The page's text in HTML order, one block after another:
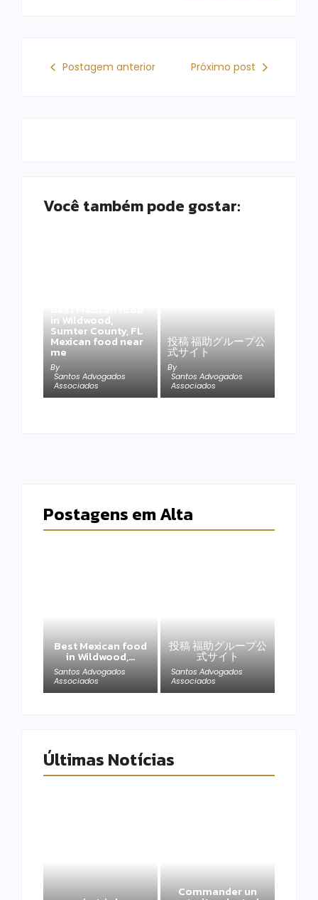
Postagem anterior Próximo post
Você também pode gostar:
in Wildwood,
Sumter County, FL
Mexican food near
me
By
Santos Advogados
Associados
投稿 福助グループ公
式サイト
By
Santos Advogados
Associados
Postagens em Alta
Best Mexican food
in Wildwood,…
Santos Advogados
Associados
投稿 福助グループ公
式サイト
Santos Advogados
Associados
Últimas Notícias
Commander un